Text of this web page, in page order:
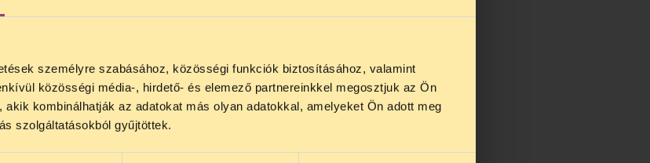
személyre szabásához, közösségi funkciók biztosításához, valamint
közösségi média-, hirdető- és elemező partnereinkkel megosztjuk az Ön
akik kombinálhatják az adatokat más olyan adatokkal, amelyeket Ön adott meg
szolgáltatásokból gyűjtöttek.
SZÜNET!
hogy
telefonos jogsegélyünk július 27 és
. Az első telefonos jogsegély
augusztus 25-én
lesz
jogsegely@tasz.hu